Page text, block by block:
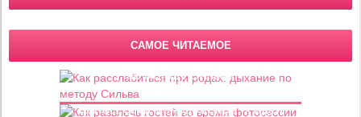
САМОЕ ЧИТАЕМОЕ
Как расслабиться при родах: дыхание
по методу Сильва
Как развлечь гостей во время
фотосессии молодоженов: 7 идей